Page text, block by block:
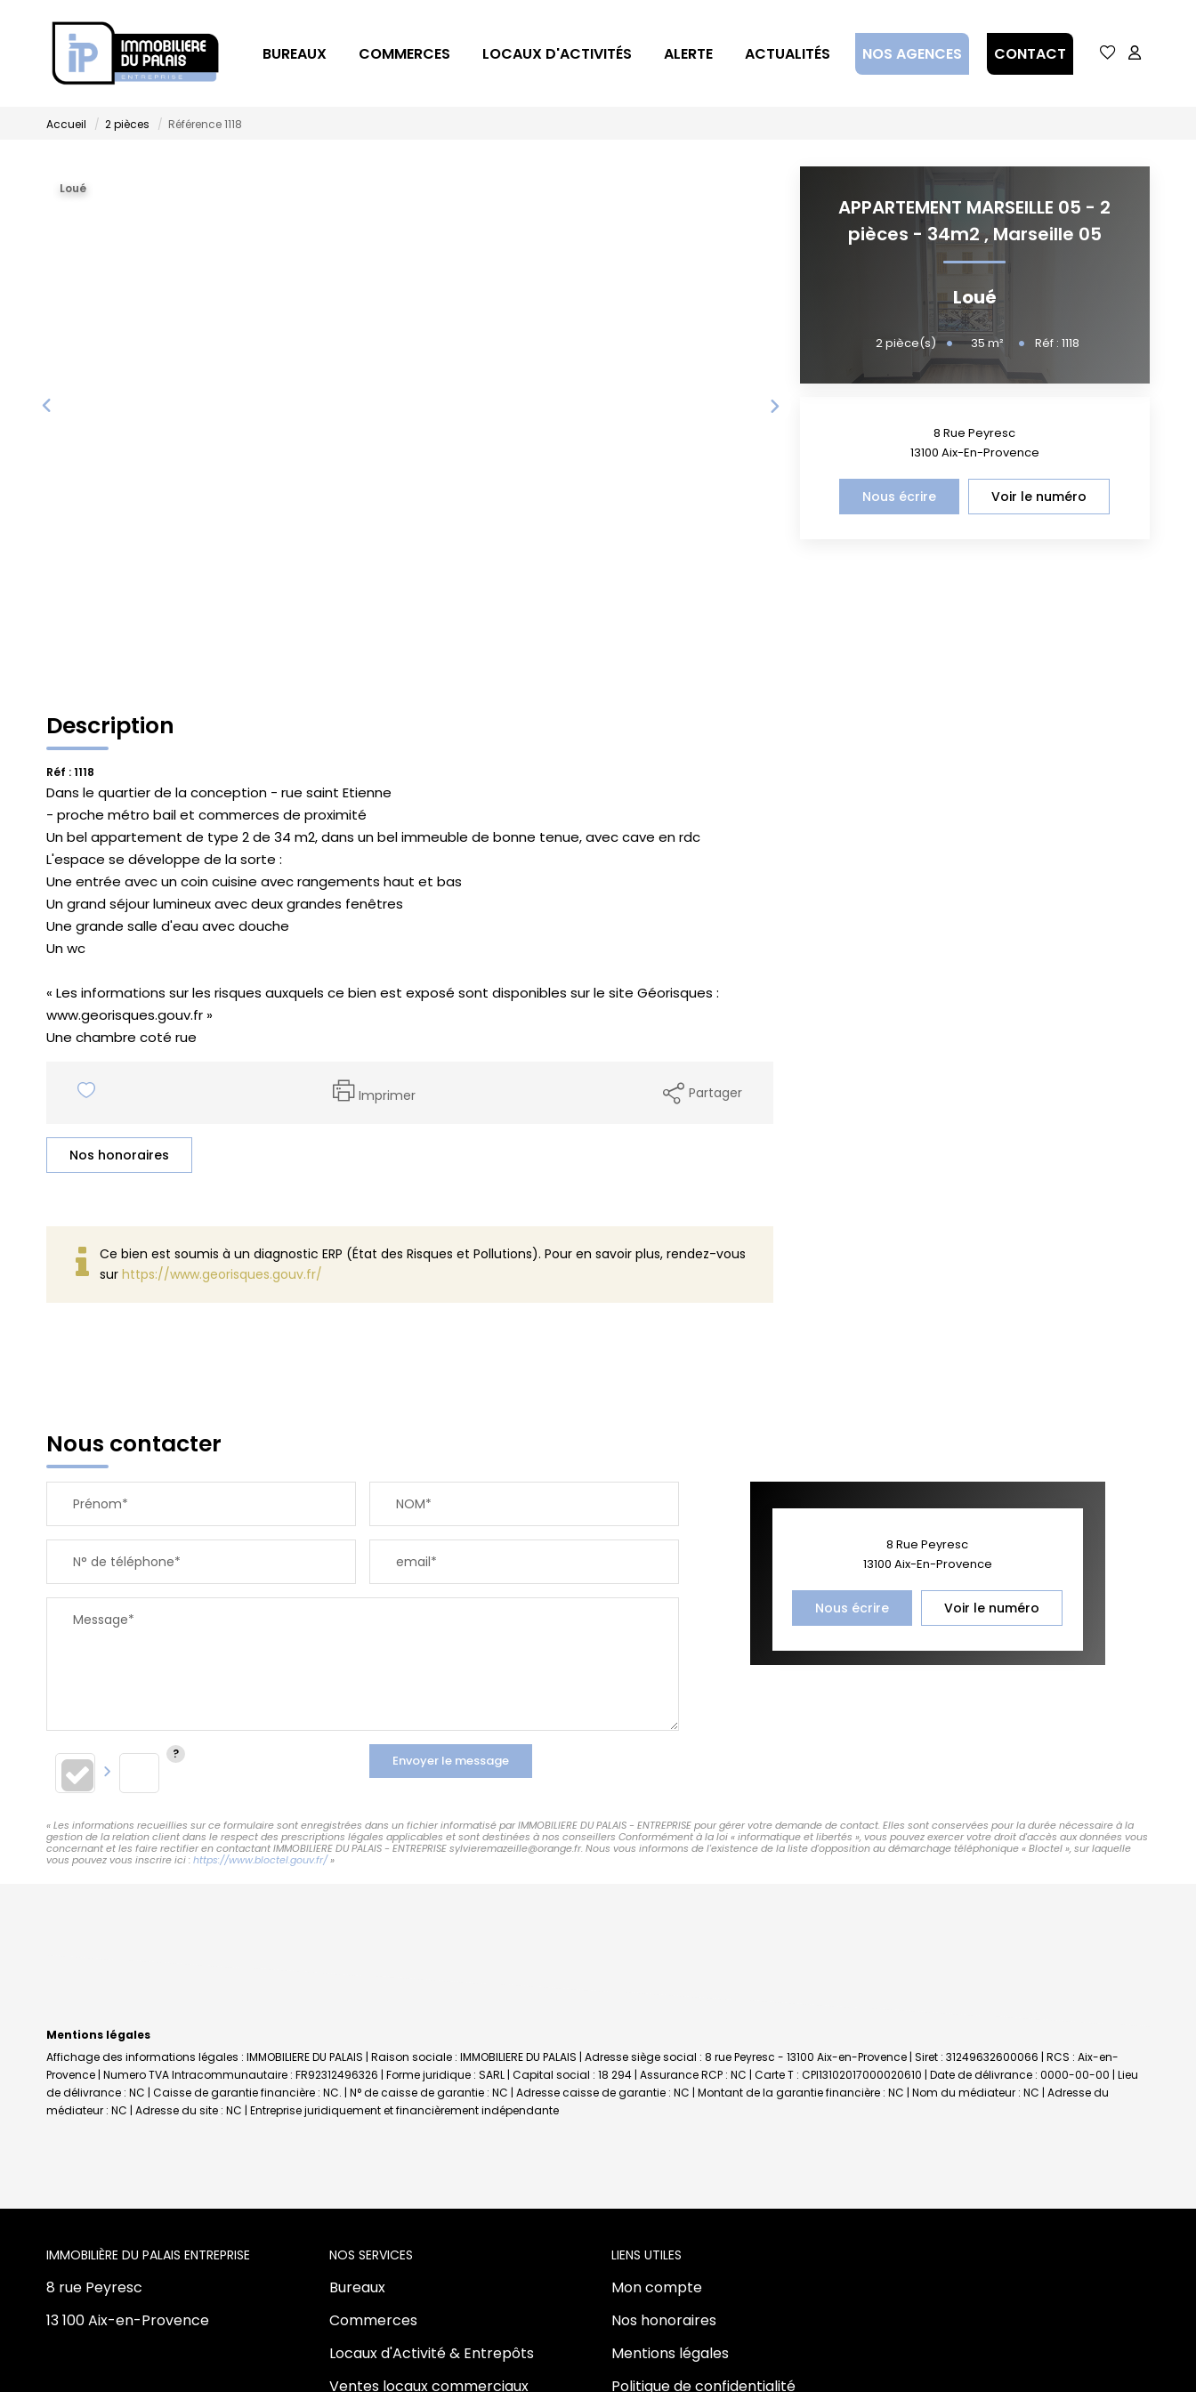
BUREAUX COMMERCES LOCAUX D'ACTIVITÉS ALERTE ACTUALITÉS NOS AGENCES CONTACT
Accueil 2 pièces Référence 1118
Loué
Description
Réf : 1118
Dans le quartier de la conception - rue saint Etienne
- proche métro bail et commerces de proximité
Un bel appartement de type 2 de 34 m2, dans un bel immeuble de bonne tenue, avec cave en rdc
L'espace se développe de la sorte :
Une entrée avec un coin cuisine avec rangements haut et bas
Un grand séjour lumineux avec deux grandes fenêtres
Une grande salle d'eau avec douche
Un wc
« Les informations sur les risques auxquels ce bien est exposé sont disponibles sur le site Géorisques :
www.georisques.gouv.fr »
Une chambre coté rue
Imprimer Partager
Nos honoraires
Ce bien est soumis à un diagnostic ERP (État des Risques et Pollutions). Pour en savoir plus, rendez-vous
sur https://www.georisques.gouv.fr/
APPARTEMENT MARSEILLE 05 - 2
pièces - 34m2 , Marseille 05
Loué
2pièce(s) 35m² Réf : 1118
8 Rue Peyresc
13100 Aix-En-Provence
Nous écrire Voir le numéro
Nous contacter
Prénom* NOM*
N° de téléphone* email*
Message*
Envoyer le message
8 Rue Peyresc
13100 Aix-En-Provence
Nous écrire Voir le numéro
« Les informations recueillies sur ce formulaire sont enregistrées dans un fichier informatisé par IMMOBILIERE DU PALAIS - ENTREPRISE pour gérer votre demande de contact. Elles sont conservées pour la durée nécessaire à la
gestion de la relation client dans le respect des prescriptions légales applicables et sont destinées à nos conseillers Conformément à la loi « informatique et libertés », vous pouvez exercer votre droit d'accès aux données vous
concernant et les faire rectifier en contactant IMMOBILIERE DU PALAIS - ENTREPRISE sylvieremazeille@orange.fr. Nous vous informons de l'existence de la liste d'opposition au démarchage téléphonique « Bloctel », sur laquelle
vous pouvez vous inscrire ici : https://www.bloctel.gouv.fr/»
Mentions légales
Affichage des informations légales : IMMOBILIERE DU PALAIS | Raison sociale : IMMOBILIERE DU PALAIS | Adresse siège social : 8 rue Peyresc - 13100 Aix-en-Provence | Siret : 31249632600066 | RCS : Aix-en-
Provence | Numero TVA Intracommunautaire : FR92312496326 | Forme juridique : SARL | Capital social : 18 294 | Assurance RCP : NC | Carte T : CPI13102017000020610 | Date de délivrance : 0000-00-00 | Lieu
de délivrance : NC | Caisse de garantie financière : NC. | N° de caisse de garantie : NC | Adresse caisse de garantie : NC | Montant de la garantie financière : NC | Nom du médiateur : NC | Adresse du
médiateur : NC | Adresse du site : NC | Entreprise juridiquement et financièrement indépendante
L'AGENCE
8 rue Peyresc
13 100 Aix-en-Provence
NOS SERVICES
Bureaux
Commerces
Locaux d'Activité & Entrepôts
Ventes locaux commerciaux
LIENS UTILES
Mon compte
Nos honoraires
Mentions légales
Politique de confidentialité